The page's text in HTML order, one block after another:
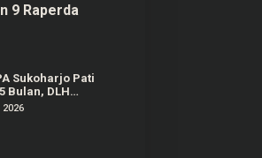
9 Raperda
Sukoharjo Pati
Bulan, DLH
Perpanjang Satu-